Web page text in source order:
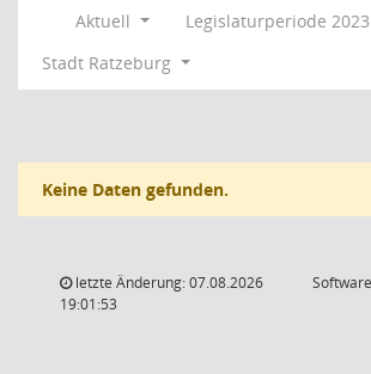
Aktuell
Legislaturperiode
Stadt Ratzeburg
Keine Daten gefunden.
letzte Änderung: 07.08.2026
19:01:53